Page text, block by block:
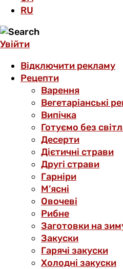
RU
Увійти
Відключити рекламу
Рецепти
Варення
Вегетаріанські
Випічка
Готуємо без
Десерти
Дієтичні страви
Другі страви
Гарніри
М’ясні
Овочеві
Рибне
Заготовки на
Закуски
Гарячі закуски
Холодні закуски